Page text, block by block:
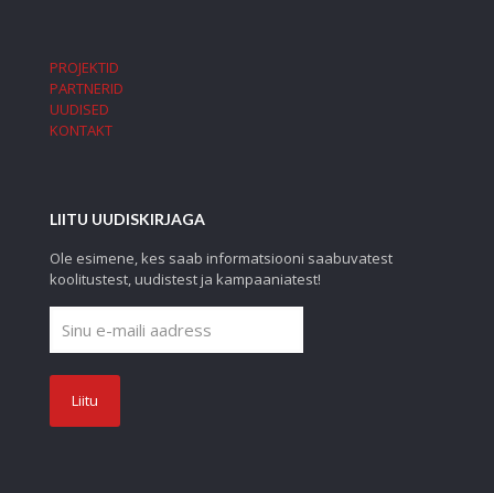
PROJEKTID
PARTNERID
UUDISED
KONTAKT
LIITU UUDISKIRJAGA
Ole esimene, kes saab informatsiooni saabuvatest
koolitustest, uudistest ja kampaaniatest!